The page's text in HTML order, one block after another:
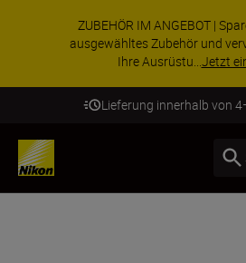
ZUBEHÖR IM ANGEBOT |
ausgewähltes Zubehör und
Ihre Ausrüstu...Jetzt
Lieferung innerhalb von